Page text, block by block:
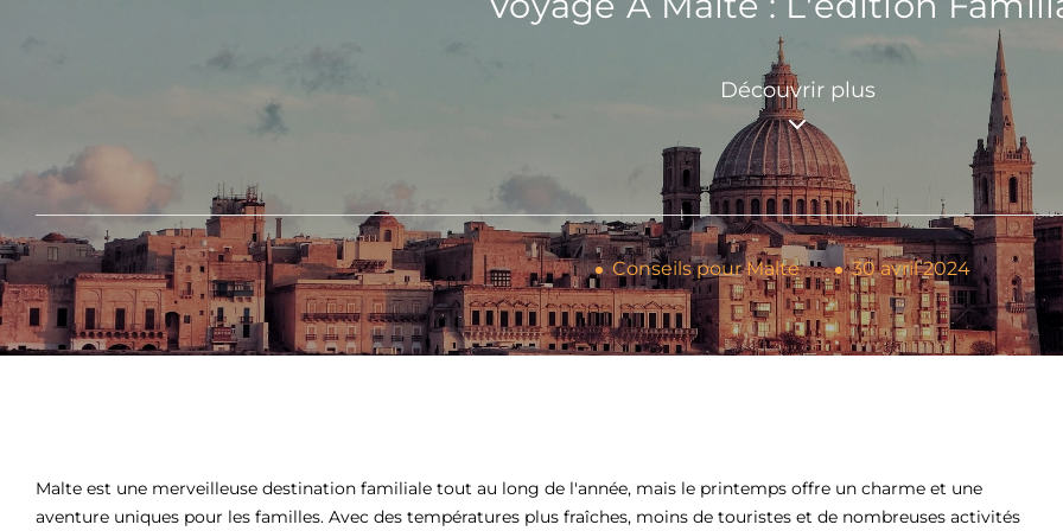
Découvrir plus
Conseils pour Malte 30 avril 2024
Malte est une merveilleuse destination familiale tout au long de l'année, mais le printemps offre un charme et une
aventure uniques pour les familles. Avec des températures plus fraîches, moins de touristes et de nombreuses activités